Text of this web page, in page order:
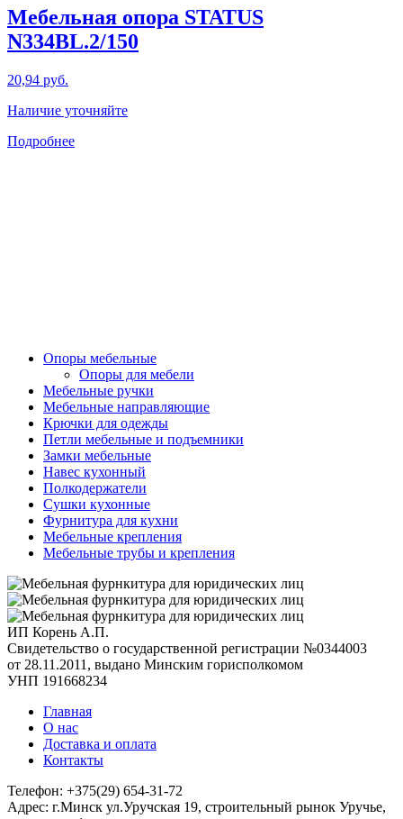
Мебельная опора STATUS
N334BL.2/150
20,94 руб.
Наличие уточняйте
Подробнее
Опоры мебельные
Опоры для мебели
Мебельные ручки
Мебельные направляющие
Крючки для одежды
Петли мебельные и подъемники
Замки мебельные
Навес кухонный
Полкодержатели
Сушки кухонные
Фурнитура для кухни
Мебельные крепления
Мебельные трубы и крепления
ИП Корень А.П.
Свидетельство о государственной регистрации №0344003
от 28.11.2011, выдано Минским горисполкомом
УНП 191668234
Главная
О нас
Доставка и оплата
Контакты
Телефон: +375(29) 654-31-72
Адрес: г.Минск ул.Уручская 19, строительный рынок Уручье,